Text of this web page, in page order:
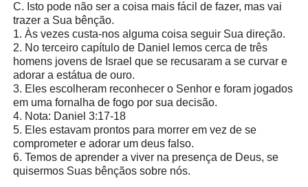
C. Isto pode não ser a coisa mais fácil de fazer, mas vai
trazer a Sua bênção.
1. Às vezes custa-nos alguma coisa seguir Sua direção.
2. No terceiro capítulo de Daniel lemos cerca de três
homens jovens de Israel que se recusaram a se curvar e
adorar a estátua de ouro.
3. Eles escolheram reconhecer o Senhor e foram jogados
em uma fornalha de fogo por sua decisão.
4. Nota: Daniel 3:17-18
5. Eles estavam prontos para morrer em vez de se
comprometer e adorar um deus falso.
6. Temos de aprender a viver na presença de Deus, se
quisermos Suas bênçãos sobre nós.